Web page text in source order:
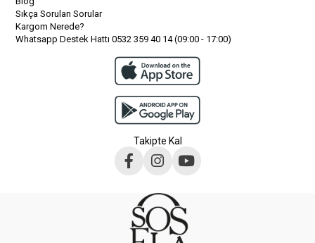
Sıkça Sorulan Sorular
Kargom Nerede?
Whatsapp Destek Hattı 0532 359 40 14 (09:00 - 17:00)
Takipte Kal